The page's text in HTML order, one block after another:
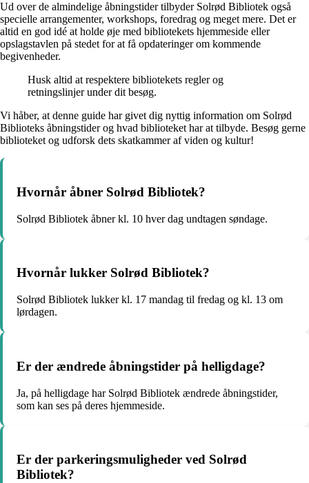
Ud over de almindelige åbningstider tilbyder Solrød Bibliotek også
specielle arrangementer, workshops, foredrag og meget mere. Det er
altid en god idé at holde øje med bibliotekets hjemmeside eller
opslagstavlen på stedet for at få opdateringer om kommende
begivenheder.
Husk altid at respektere bibliotekets regler og
retningslinjer under dit besøg.
Vi håber, at denne guide har givet dig nyttig information om Solrød
Biblioteks åbningstider og hvad biblioteket har at tilbyde. Besøg gerne
biblioteket og udforsk dets skatkammer af viden og kultur!
Hvornår åbner Solrød Bibliotek?
Solrød Bibliotek åbner kl. 10 hver dag undtagen søndage.
Hvornår lukker Solrød Bibliotek?
Solrød Bibliotek lukker kl. 17 mandag til fredag og kl. 13 om
lørdagen.
Er der ændrede åbningstider på helligdage?
Ja, på helligdage har Solrød Bibliotek ændrede åbningstider,
som kan ses på deres hjemmeside.
Er der parkeringsmuligheder ved Solrød
Bibliotek?